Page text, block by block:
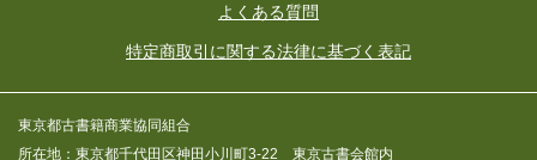
よくある質問
特定商取引に関する法律に基づく表記
東京都古書籍商業協同組合
所在地：東京都千代田区神田小川町3-22 東京古書会館内